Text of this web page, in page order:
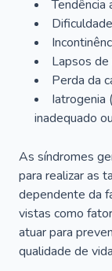
Tendência
Lapsos de
Perda da
Iatrogenia
inadequado
As síndromes
para realizar as
dependente da
vistas como
atuar para
qualidade de